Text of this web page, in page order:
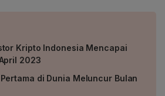
Kripto Indonesia Mencapai
2023
di Dunia Meluncur Bulan